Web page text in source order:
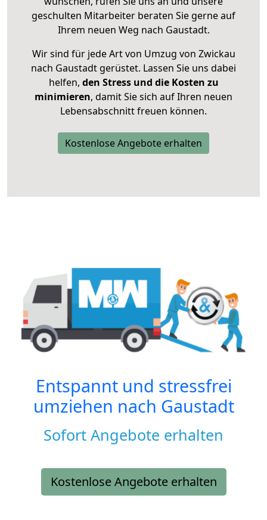
geschulten Mitarbeiter beraten Sie gerne auf
Ihrem neuen Weg nach Gaustadt.
Wir sind für jede Art von Umzug von Zwickau
nach Gaustadt gerüstet. Lassen Sie uns dabei
helfen, den Stress und die Kosten zu
minimieren, damit Sie sich auf Ihren neuen
Lebensabschnitt freuen können.
Kostenlose Angebote erhalten
Entspannt und stressfrei
umziehen nach Gaustadt
Sofort Angebote erhalten
Kostenlose Angebote erhalten